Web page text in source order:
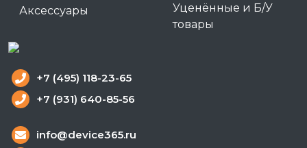
Аксессуары
Уценённые и Б/У
товары
+7 (495) 118-23-65
+7 (931) 640-85-56
info@device365.ru